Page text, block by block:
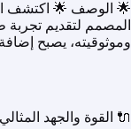
المصمم لتقديم
وموثوقيته، يصبح
🔌 القوة والجهد